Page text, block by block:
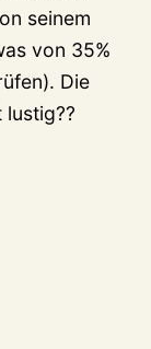
seinem
von 35%
Die
lustig??